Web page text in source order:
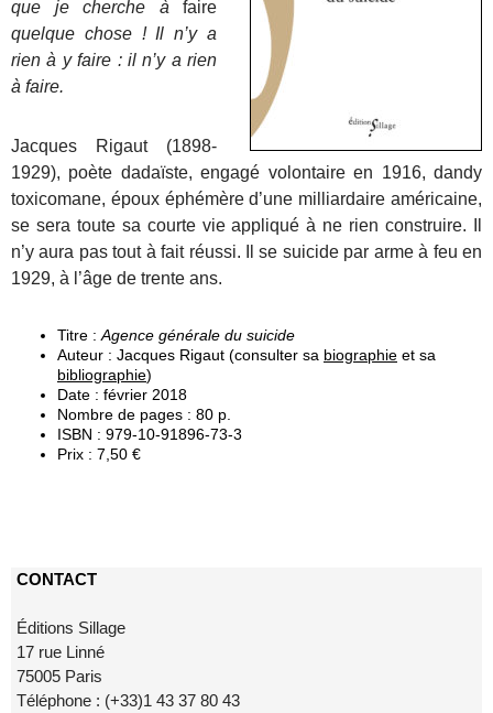
que je cherche à faire
quelque chose ! Il n’y a
rien à y faire : il n’y a rien
à faire.
Jacques Rigaut (1898-
1929), poète dadaïste, engagé volontaire en 1916, dandy
toxicomane, époux éphémère d’une milliardaire américaine,
se sera toute sa courte vie appliqué à ne rien construire. Il
n’y aura pas tout à fait réussi. Il se suicide par arme à feu en
1929, à l’âge de trente ans.
Titre : Agence générale du suicide
Auteur : Jacques Rigaut (consulter sa biographie et sa
bibliographie)
Date : février 2018
Nombre de pages : 80 p.
ISBN : 979-10-91896-73-3
Prix : 7,50 €
CONTACT
Éditions Sillage
17 rue Linné
75005 Paris
Téléphone : (+33)1 43 37 80 43